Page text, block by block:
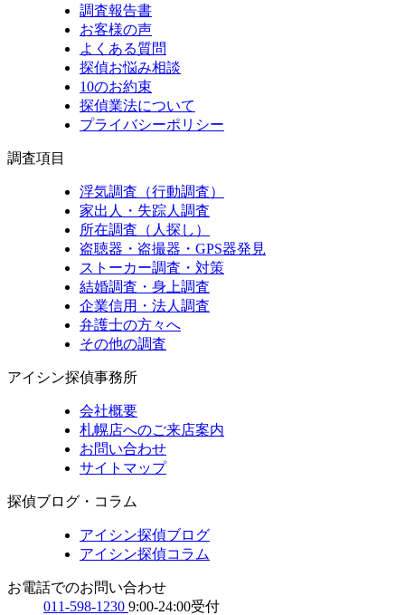
調査報告書
お客様の声
よくある質問
探偵お悩み相談
10のお約束
探偵業法について
プライバシーポリシー
調査項目
浮気調査（行動調査）
家出人・失踪人調査
所在調査（人探し）
盗聴器・盗撮器・GPS器発見
ストーカー調査・対策
結婚調査・身上調査
企業信用・法人調査
弁護士の方々へ
その他の調査
アイシン探偵事務所
会社概要
札幌店へのご来店案内
お問い合わせ
サイトマップ
探偵ブログ・コラム
アイシン探偵ブログ
アイシン探偵コラム
お電話でのお問い合わせ
011-598-1230 9:00-24:00受付